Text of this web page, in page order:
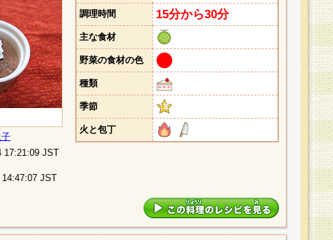
17:21:09 JST
JST
調理時間 15分から30分
主な食材
野菜の食材の色
種類
季節
火と包丁